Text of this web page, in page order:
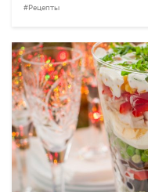
Рецепты